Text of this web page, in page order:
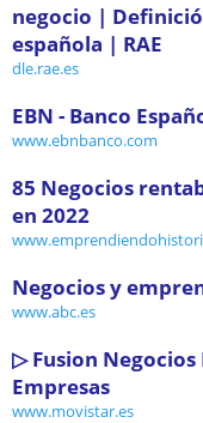
negocio |
española | RAE
dle.rae.es
EBN - Banco
www.ebnbanco.com
85 Negocios
en 2022
Negocios y
www.abc.es
▷ Fusion Negocios
Empresas
www.movistar.es